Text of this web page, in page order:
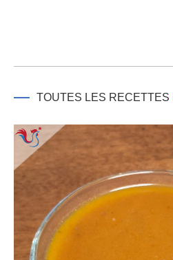
TOUTES LES RECETTES